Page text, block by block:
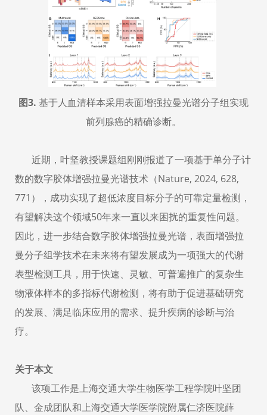
图3. 基于人血清样本采用表面增强拉曼光谱分子组实现
前列腺癌的精确诊断。
近期，叶坚教授课题组刚刚报道了一项基于单分子计
数的数字胶体增强拉曼光谱技术（Nature, 2024, 628,
771 ），成功实现了超低浓度目标分子的可靠定量检测，
有望解决这个领域50年来一直以来困扰的重复性问题。
因此，进一步结合数字胶体增强拉曼光谱，表面增强拉
曼分子组学技术在未来将有望发展成为一项强大的代谢
表型检测工具，用于快速、灵敏、可普遍推广的复杂生
物液体样本的多指标代谢检测，将有助于促进基础研究
的发展、满足临床应用的需求、提升疾病的诊断与治
疗。
关于本文
该项工作是上海交通大学生物医学工程学院叶坚团
队、金成团队和上海交通大学医学院附属仁济医院薛